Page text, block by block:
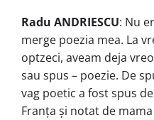
Radu ANDRIESCU: Nu
merge poezia mea. La
optzeci, aveam deja
sau spus – poezie. De
vag poetic a fost spus
Franța și notat de